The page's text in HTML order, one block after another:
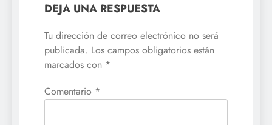
DEJA UNA RESPUESTA
Tu dirección de correo electrónico no será
publicada. Los campos obligatorios están
marcados con *
Comentario *